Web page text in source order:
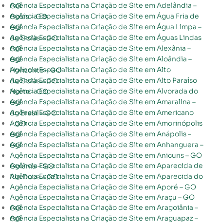
Agência Especialista na Criação de Site em Adelândia – GO
Agência Especialista na Criação de Site em Água Fria de Goiás – GO
Agência Especialista na Criação de Site em Água Limpa – GO
Agência Especialista na Criação de Site em Águas Lindas de Goiás – GO
Agência Especialista na Criação de Site em Alexânia – GO
Agência Especialista na Criação de Site em Aloândia – GO
Agência Especialista na Criação de Site em Alto Horizonte – GO
Agência Especialista na Criação de Site em Alto Paraíso de Goiás – GO
Agência Especialista na Criação de Site em Alvorada do Norte – GO
Agência Especialista na Criação de Site em Amaralina – GO
Agência Especialista na Criação de Site em Americano do Brasil – GO
Agência Especialista na Criação de Site em Amorinópolis – GO
Agência Especialista na Criação de Site em Anápolis – GO
Agência Especialista na Criação de Site em Anhanguera – GO
Agência Especialista na Criação de Site em Anicuns – GO
Agência Especialista na Criação de Site em Aparecida de Goiânia – GO
Agência Especialista na Criação de Site em Aparecida do Rio Doce – GO
Agência Especialista na Criação de Site em Aporé – GO
Agência Especialista na Criação de Site em Araçu – GO
Agência Especialista na Criação de Site em Aragoiânia – GO
Agência Especialista na Criação de Site em Araguapaz – GO